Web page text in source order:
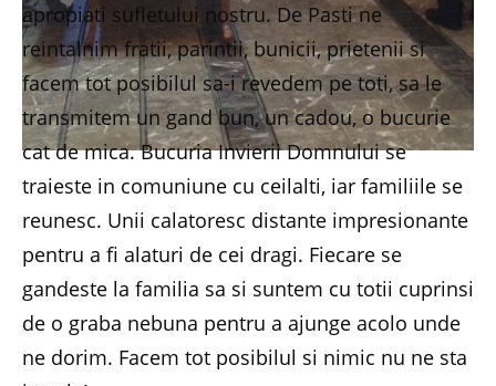
apropiati sufletului nostru. De Pasti ne
reintalnim fratii, parintii, bunicii, prietenii si
facem tot posibilul sa-i revedem pe toti, sa le
transmitem un gand bun, un cadou, o bucurie
cat de mica. Bucuria Invierii Domnului se
traieste in comuniune cu ceilalti, iar familiile se
reunesc. Unii calatoresc distante impresionante
pentru a fi alaturi de cei dragi. Fiecare se
gandeste la familia sa si suntem cu totii cuprinsi
de o graba nebuna pentru a ajunge acolo unde
ne dorim. Facem tot posibilul si nimic nu ne sta